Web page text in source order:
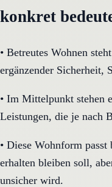
konkret
• Betreutes Wohnen
ergänzender Sicherheit,
• Im Mittelpunkt stehen
Leistungen, die je nach
• Diese Wohnform passt
erhalten bleiben soll,
unsicher wird.